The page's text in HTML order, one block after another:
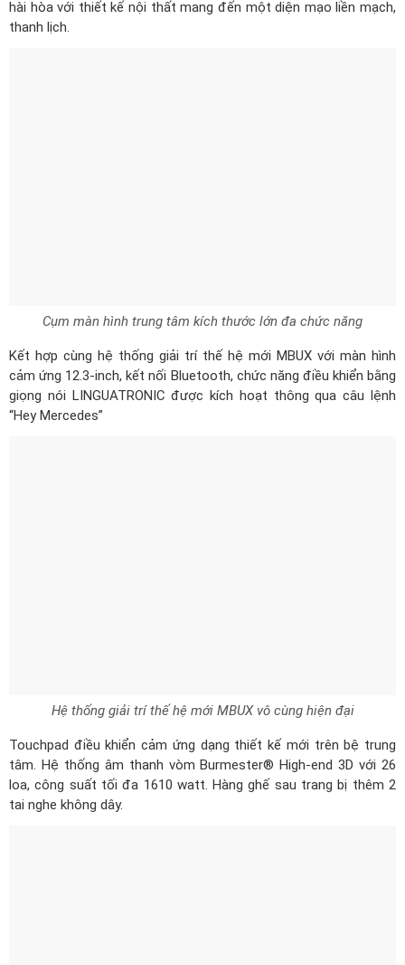
Kết hợp cùng hệ thống giải trí thế hệ mới MBUX với màn hình
giọng nói LINGUATRONIC được kích hoạt thông qua câu lệnh
“Hey Mercedes”
Touchpad điều khiển cảm ứng dạng thiết kế mới trên bệ trung
loa, công suất tối đa 1610 watt. Hàng ghế sau trang bị thêm 2
tai nghe không dây.